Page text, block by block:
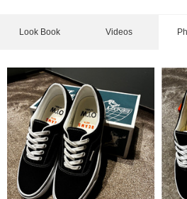
Look Book Videos